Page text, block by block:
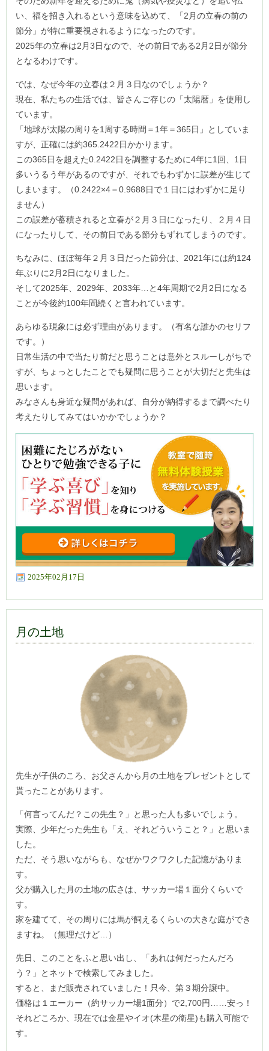
い、福を招き入れるという意味を込めて、「2月の立春の前の
節分」が特に重要視されるようになったのです。
2025年の立春は2月3日なので、その前日である2月2日が節分
となるわけです。
では、なぜ今年の立春は２月３日なのでしょうか？
現在、私たちの生活では、皆さんご存じの「太陽暦」を使用し
ています。
「地球が太陽の周りを1周する時間＝1年＝365日」としていま
すが、正確には約365.2422日かかります。
この365日を超えた0.2422日を調整するために4年に1回、1日
多いうるう年があるのですが、それでもわずかに誤差が生じて
しまいます。（0.2422×4＝0.9688日で１日にはわずかに足り
ません）
この誤差が蓄積されると立春が２月３日になったり、２月４日
になったりして、その前日である節分もずれてしまうのです。
ちなみに、ほぼ毎年２月３日だった節分は、2021年には約124
年ぶりに2月2日になりました。
そして2025年、2029年、2033年…と4年周期で2月2日になる
ことが今後約100年間続くと言われています。
あらゆる現象には必ず理由があります。（有名な誰かのセリフ
です。）
日常生活の中で当たり前だと思うことは意外とスルーしがちで
すが、ちょっとしたことでも疑問に思うことが大切だと先生は
思います。
みなさんも身近な疑問があれば、自分が納得するまで調べたり
考えたりしてみてはいかかでしょうか？
2025年02月17日
月の土地
先生が子供のころ、お父さんから月の土地をプレゼントとして
貰ったことがあります。
「何言ってんだ？この先生？」と思った人も多いでしょう。
実際、少年だった先生も「え、それどういうこと？」と思いま
した。
ただ、そう思いながらも、なぜかワクワクした記憶がありま
す。
父が購入した月の土地の広さは、サッカー場１面分くらいで
す。
家を建てて、その周りには馬が飼えるくらいの大きな庭ができ
ますね。（無理だけど…）
先日、このことをふと思い出し、「あれは何だったんだろ
う？」とネットで検索してみました。
すると、まだ販売されていました！只今、第３期分譲中。
価格は１エーカー（約サッカー場1面分）で2,700円……安っ！
それどころか、現在では金星やイオ(木星の衛星)も購入可能で
す。